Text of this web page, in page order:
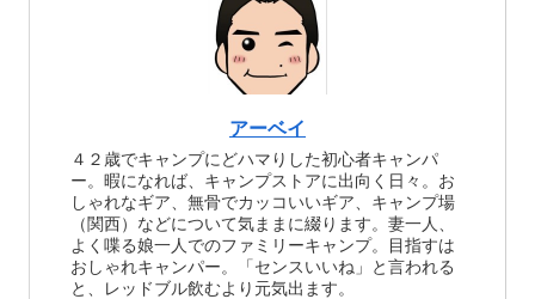
アーベイ
４２歳でキャンプにどハマりした初心者キャンパ
ー。暇になれば、キャンプストアに出向く日々。お
しゃれなギア、無骨でカッコいいギア、キャンプ場
（関西）などについて気ままに綴ります。妻一人、
よく喋る娘一人でのファミリーキャンプ。目指すは
おしゃれキャンパー。「センスいいね」と言われる
と、レッドブル飲むより元気出ます。